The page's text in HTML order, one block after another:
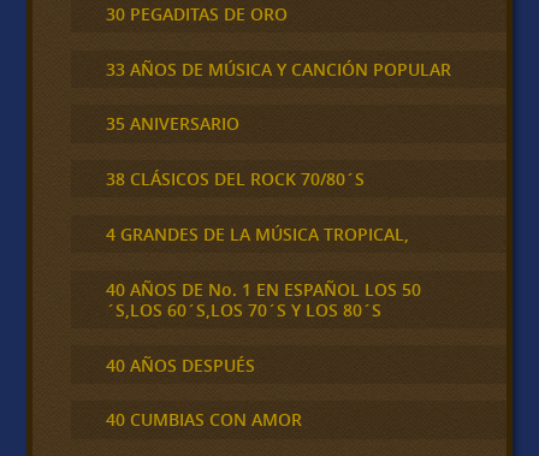
30 PEGADITAS DE ORO
33 AÑOS DE MÚSICA Y CANCIÓN POPULAR
35 ANIVERSARIO
38 CLÁSICOS DEL ROCK 70/80´S
4 GRANDES DE LA MÚSICA TROPICAL,
40 AÑOS DE No. 1 EN ESPAÑOL LOS 50
´S,LOS 60´S,LOS 70´S Y LOS 80´S
40 AÑOS DESPUÉS
40 CUMBIAS CON AMOR